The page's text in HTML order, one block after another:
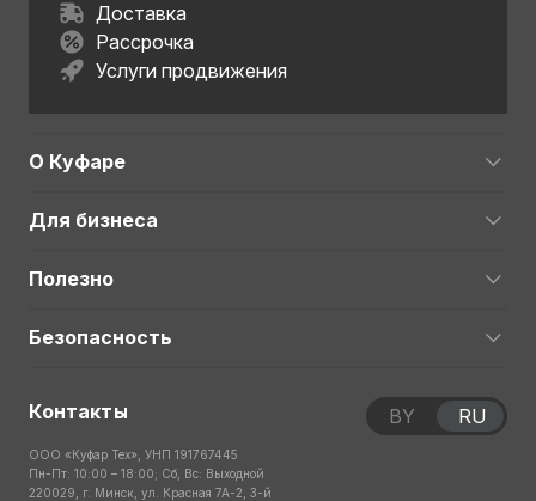
Доставка
Рассрочка
Услуги продвижения
О Куфаре
Для бизнеса
Полезно
Безопасность
Контакты
ООО «Куфар Тех», УНП 191767445
Пн-Пт: 10:00 – 18:00; Сб, Вс: Выходной
220029, г. Минск, ул. Красная 7А-2, 3-й
BY RU